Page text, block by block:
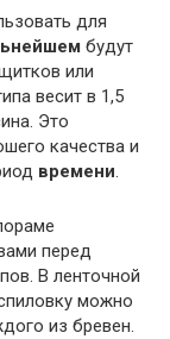
для
будут
или
весит в 1,5
Это
качества и
времени.
перед
В ленточной
можно
из бревен.